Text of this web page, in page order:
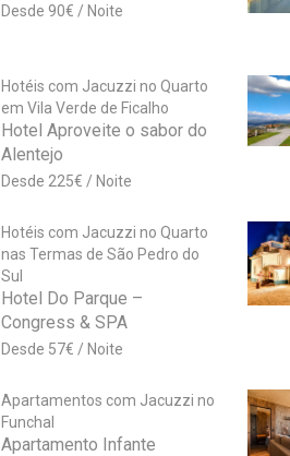
90€
Hotéis com Jacuzzi no Quarto
em Vila Verde de Ficalho
Hotel Aproveite o sabor do
Alentejo
225€
Hotéis com Jacuzzi no Quarto
nas Termas de São Pedro do
Sul
Hotel Do Parque –
Congress & SPA
57€
Apartamentos com Jacuzzi no
Funchal
Apartamento Infante